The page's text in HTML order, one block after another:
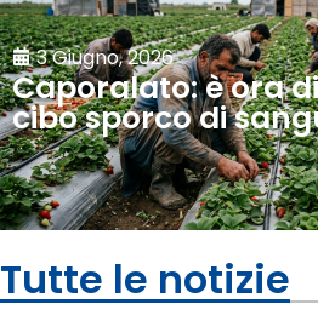
3 Giugno, 2026
Caporalato: è ora
cibo sporco di
Tutte le notizie